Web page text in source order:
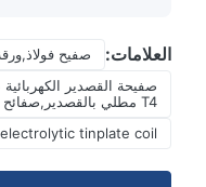
العلامات:
صفيح فولاذ,ورقة
صفيحة القصدير الكهربائية
electrolytic tinplate coil